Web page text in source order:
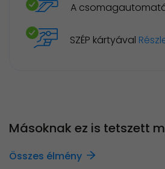
A
SZÉP kártyával
Másoknak ez is tetszett
Összes élmény